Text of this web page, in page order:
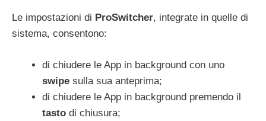
Le impostazioni di ProSwitcher, integrate in quelle di
sistema, consentono:
di chiudere le App in background con uno
swipe sulla sua anteprima;
di chiudere le App in background premendo il
tasto di chiusura;